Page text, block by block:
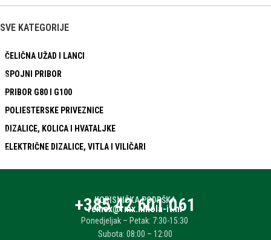
SVE KATEGORIJE
ČELIČNA UŽAD I LANCI
SPOJNI PRIBOR
PRIBOR G80 I G100
POLIESTERSKE PRIVEZNICE
DIZALICE, KOLICA I HVATALJKE
ELEKTRIČNE DIZALICE, VITLA I VILIČARI
KORISNIČKA PODRŠKA
+385 42 601 061
remex@rmx.nikola-it.hr
Ponedjeljak – Petak: 7:30-15:30
Subota: 08:00 – 12:00